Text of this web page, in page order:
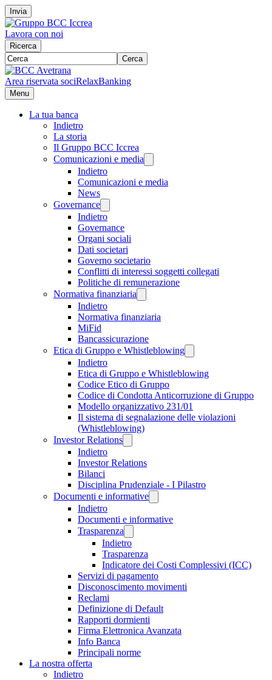
Invia
Lavora con noi
Ricerca
Cerca
Area riservata sociRelaxBanking
Menu
La tua banca
Indietro
La storia
Il Gruppo BCC Iccrea
Comunicazioni e media
Indietro
Comunicazioni e media
News
Governance
Indietro
Governance
Organi sociali
Dati societari
Governo societario
Conflitti di interessi soggetti collegati
Politiche di remunerazione
Normativa finanziaria
Indietro
Normativa finanziaria
MiFid
Bancassicurazione
Etica di Gruppo e Whistleblowing
Indietro
Etica di Gruppo e Whistleblowing
Codice Etico di Gruppo
Codice di Condotta Anticorruzione di Gruppo
Modello organizzativo 231/01
Il sistema di segnalazione delle violazioni
(Whistleblowing)
Investor Relations
Indietro
Investor Relations
Bilanci
Disciplina Prudenziale - I Pilastro
Documenti e informative
Indietro
Documenti e informative
Trasparenza
Indietro
Trasparenza
Indicatore dei Costi Complessivi (ICC)
Servizi di pagamento
Disconoscimento movimenti
Reclami
Definizione di Default
Rapporti dormienti
Firma Elettronica Avanzata
Info Banca
Principali norme
La nostra offerta
Indietro